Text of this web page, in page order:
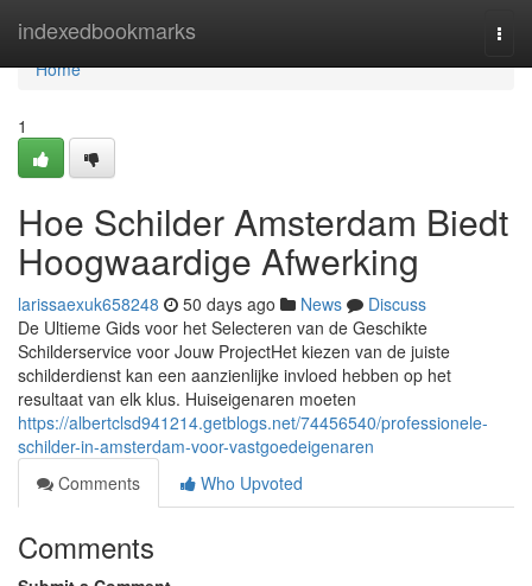
indexedbookmarks
Home
Home
1
Hoe Schilder Amsterdam Biedt
Hoogwaardige Afwerking
larissaexuk658248 50 days ago News
Discuss
De Ultieme Gids voor het Selecteren van de Geschikte
Schilderservice voor Jouw ProjectHet kiezen van de juiste
schilderdienst kan een aanzienlijke invloed hebben op het
resultaat van elk klus. Huiseigenaren moeten
https://albertclsd941214.getblogs.net/74456540/professionele-
schilder-in-amsterdam-voor-vastgoedeigenaren
Comments
Who Upvoted
Comments